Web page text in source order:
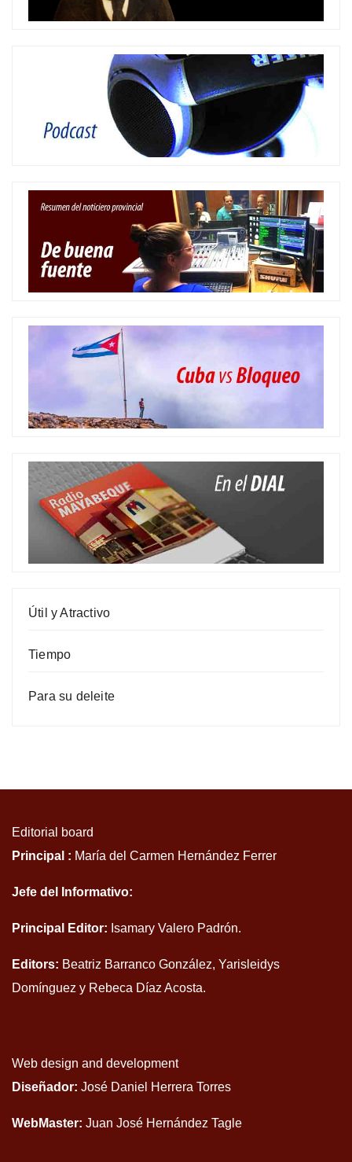
Útil y Atractivo
Tiempo
Para su deleite
Editorial board
Principal : María del Carmen Hernández Ferrer
Jefe del Informativo:
Principal Editor: Isamary Valero Padrón.
Editors: Beatriz Barranco González, Yarisleidys
Domínguez y Rebeca Díaz Acosta.
Web design and development
Diseñador: José Daniel Herrera Torres
WebMaster: Juan José Hernández Tagle